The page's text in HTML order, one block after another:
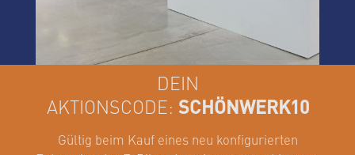
DEIN
AKTIONSCODE: SCHÖNWERK10
Gültig beim Kauf eines neu konfigurierten